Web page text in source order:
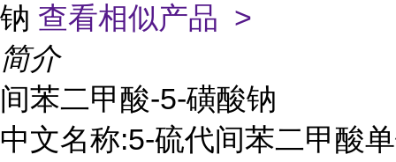
钠 查看相似产品 >
简介
间苯二甲酸-5-磺酸钠
中文名称:5-硫代间苯二甲酸